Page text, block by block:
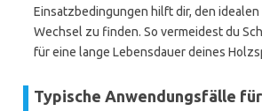
Einsatzbedingungen hilft dir, den
Wechsel zu finden. So vermeidest du
für eine lange Lebensdauer deines
Typische Anwendungsfälle